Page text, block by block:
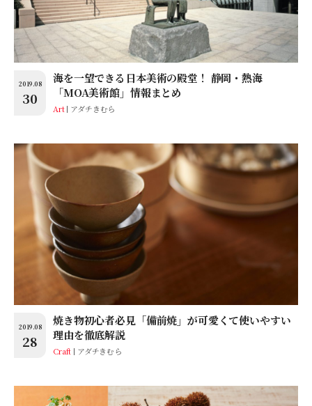
2019.08
30
海を一望できる日本美術の殿堂！ 静岡・熱海
「MOA美術館」情報まとめ
Art アダチきむら
2019.08
28
焼き物初心者必見「備前焼」が可愛くて使いやすい
理由を徹底解説
Craft アダチきむら